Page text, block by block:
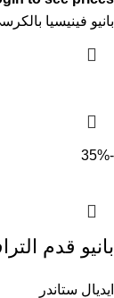
بانيو فينيسيا
-35%
بانيو قدم
ايديال ستاندر